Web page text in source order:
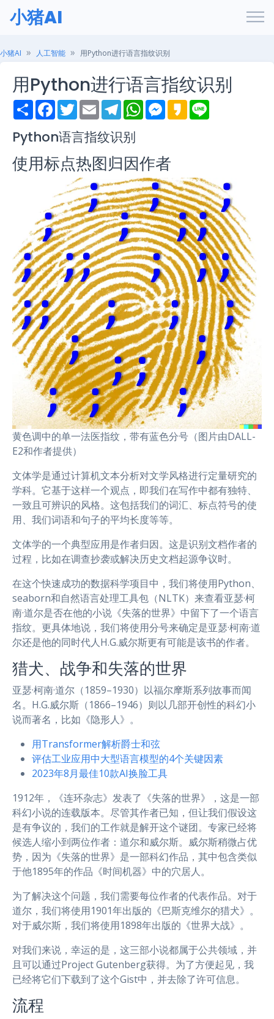
小猪AI
小猪AI 人工智能 用Python进行语言指纹识别
用Python进行语言指纹识别
S
h
r
e
F
a
e
b
o
o
T
w
t
t
e
r
E
m
i
l
T
e
e
g
r
m
W
h
A
p
p
M
e
n
g
e
r
K
a
Python语言指纹识别
使用标点热图归因作者
黄色调中的单一法医指纹，带有蓝色分号（图片由DALL-
E2和作者提供）
文体学是通过计算机文本分析对文学风格进行定量研究的
学科。它基于这样一个观点，即我们在写作中都有独特、
一致且可辨识的风格。这包括我们的词汇、标点符号的使
用、我们词语和句子的平均长度等等。
文体学的一个典型应用是作者归因。这是识别文档作者的
过程，比如在调查抄袭或解决历史文档起源争议时。
在这个快速成功的数据科学项目中，我们将使用Python、
seaborn和自然语言处理工具包（NLTK）来查看亚瑟·柯
南·道尔是否在他的小说《失落的世界》中留下了一个语言
指纹。更具体地说，我们将使用分号来确定是亚瑟·柯南·道
尔还是他的同时代人H.G.威尔斯更有可能是该书的作者。
猎犬、战争和失落的世界
亚瑟·柯南·道尔（1859–1930）以福尔摩斯系列故事而闻
名。H.G.威尔斯（1866–1946）则以几部开创性的科幻小
说而著名，比如《隐形人》。
用Transformer解析爵士和弦
评估工业应用中大型语言模型的4个关键因素
2023年8月最佳10款AI换脸工具
1912年，《连环杂志》发表了《失落的世界》，这是一部
科幻小说的连载版本。尽管其作者已知，但让我们假设这
是有争议的，我们的工作就是解开这个谜团。专家已经将
候选人缩小到两位作者：道尔和威尔斯。威尔斯稍微占优
势，因为《失落的世界》是一部科幻作品，其中包含类似
于他1895年的作品《时间机器》中的穴居人。
为了解决这个问题，我们需要每位作者的代表作品。对于
道尔，我们将使用1901年出版的《巴斯克维尔的猎犬》。
对于威尔斯，我们将使用1898年出版的《世界大战》。
对我们来说，幸运的是，这三部小说都属于公共领域，并
且可以通过Project Gutenberg获得。为了方便起见，我
已经将它们下载到了这个Gist中，并去除了许可信息。
流程